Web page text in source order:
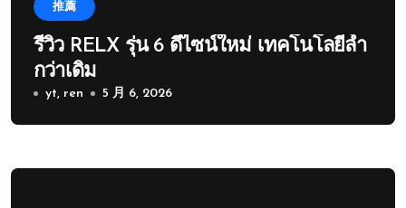
推薦
รีวิว RELX รุ่น 6 ดีไซน์ใหม่ เทคโนโลยีล้ำ
กว่าเดิม
yt, ren 5 月 6, 2026